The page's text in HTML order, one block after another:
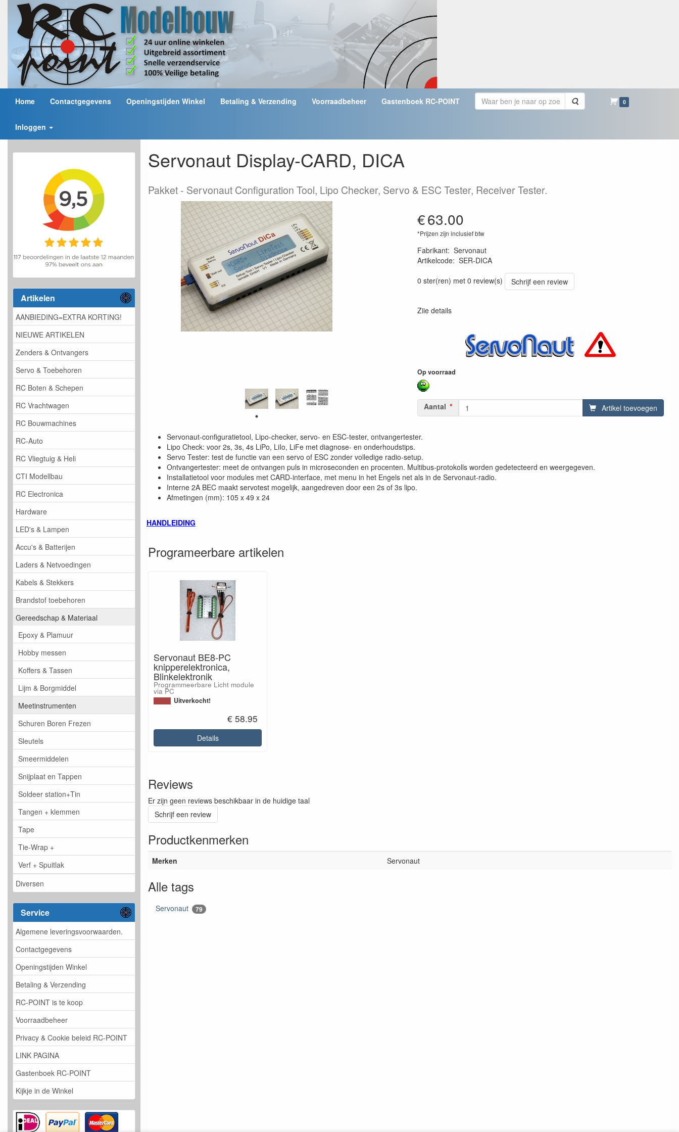
Home Contactgegevens Openingstijden Winkel Betaling & Verzending Voorraadbeheer Gastenboek RC-POINT Zoeken 0
Inloggen
Artikelen
AANBIEDING=EXTRA KORTING!
NIEUWE ARTIKELEN
Zenders & Ontvangers
Servo & Toebehoren
RC Boten & Schepen
RC Vrachtwagen
RC Bouwmachines
RC-Auto
RC Vliegtuig & Heli
CTI Modellbau
RC Electronica
Hardware
LED's & Lampen
Accu's & Batterijen
Laders & Netvoedingen
Kabels & Stekkers
Brandstof toebehoren
Gereedschap & Materiaal
Epoxy & Plamuur
Hobby messen
Koffers & Tassen
Lijm & Borgmiddel
Meetinstrumenten
Schuren Boren Frezen
Sleutels
Smeermiddelen
Snijplaat en Tappen
Soldeer station+Tin
Tangen + klemmen
Tape
Tie-Wrap +
Verf + Spuitlak
Diversen
Service
Algemene leveringsvoorwaarden.
Contactgegevens
Openingstijden Winkel
Betaling & Verzending
RC-POINT is te koop
Voorraadbeheer
Privacy & Cookie beleid RC-POINT
LINK PAGINA
Gastenboek RC-POINT
Kijkje in de Winkel
Servonaut Display-CARD, DICA
Pakket Servonaut Configuration Tool, Lipo Checker, Servo & ESC Tester, Receiver Tester.
€63.00
*Prijzen zijn inclusief btw
Fabrikant: Servonaut
Artikelcode: SER-DICA
0 ster(ren) met 0 review(s)
Schrijf een review
Ziie details
Op voorraad
Aantal Artikel toevoegen
Servonaut-configuratietool, Lipo-checker, servo- en ESC-tester, ontvangertester.
Lipo Check: voor 2s, 3s, 4s LiPo, LiIo, LiFe met diagnose- en onderhoudstips.
Servo Tester: test de functie van een servo of ESC zonder volledige radio-setup.
Ontvangertester: meet de ontvangen puls in microseconden en procenten. Multibus-protokolls worden gedetecteerd en weergegeven.
Installatietool voor modules met CARD-interface, met menu in het Engels net als in de Servonaut-radio.
Interne 2A BEC maakt servotest mogelijk, aangedreven door een 2s of 3s lipo.
Afmetingen (mm): 105 x 49 x 24
HANDLEIDING
Programeerbare artikelen
Servonaut BE8-PC
knipperelektronica,
Blinkelektronik
Programmeerbare Licht module
via PC
Uitverkocht!
€ 58.95
Details
Reviews
Er zijn geen reviews beschikbaar in de huidige taal
Schrijf een review
Productkenmerken
Merken Servonaut
Alle tags
Servonaut 79